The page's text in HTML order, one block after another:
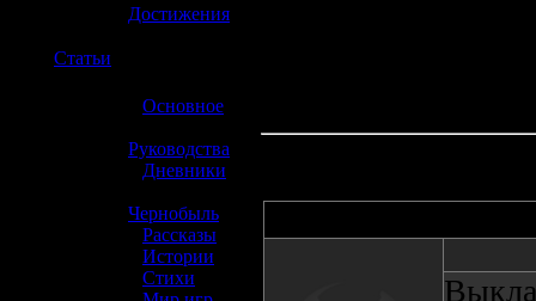
Достижения
Статьи
Основное
Руководства
Дневники
Чернобыль
Рассказы
Истории
Стихи